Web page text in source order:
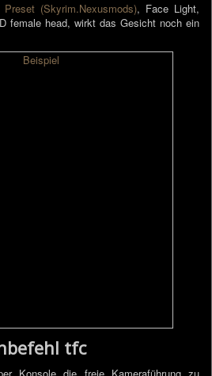
(Skyrim.Nexusmods), Face Light,
female head, wirkt das Gesicht noch ein
tfc